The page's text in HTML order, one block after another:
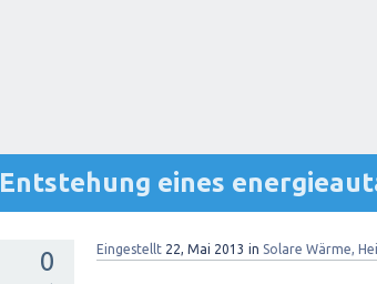
Entstehung eines
0 Eingestellt 22, Mai 2013 in Solare Wärme,